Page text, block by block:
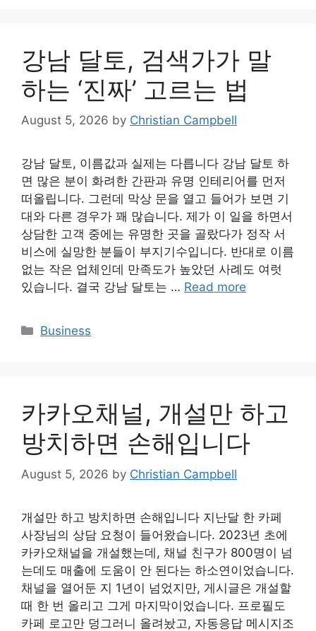
강남 달토, 검색가가 말
하는 ‘진짜’ 고르는 법
August 5, 2026 by Christian Campbell
강남 달토, 이름값과 실제는 다릅니다 강남 달토 하
면 많은 분이 화려한 간판과 유명 인테리어를 먼저
떠올립니다. 그런데 막상 문을 열고 들어가 보면 기
대와 다른 경우가 꽤 많습니다. 제가 이 일을 하면서
상담한 고객 중에는 유명한 곳을 골랐다가 정작 서
비스에 실망한 분들이 부지기수입니다. 반대로 이름
없는 작은 업체인데 만족도가 높았던 사례도 여럿
있습니다. 결국 강남 달토는 … Read more
Categories
Business
카카오채널, 개설만 하고
방치하면 손해입니다
August 5, 2026 by Christian Campbell
개설만 하고 방치하면 손해입니다 지난달 한 카페
사장님의 상담 요청이 들어왔습니다. 2023년 초에
카카오채널을 개설했는데, 채널 친구가 800명이 넘
는데도 매출에 도움이 안 된다는 하소연이었습니다.
채널을 열어둔 지 1년이 넘었지만, 게시글은 개설할
때 한 번 올리고 그게 마지막이었습니다. 프로필도
카페 로고만 덩그러니 올려놨고, 자동응답 메시지조